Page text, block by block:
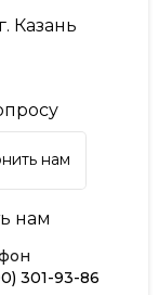
Казань
нам
нам
301-93-86